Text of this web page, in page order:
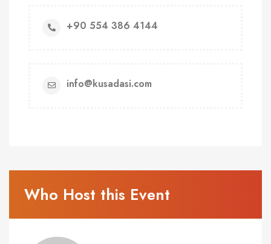
+90 554 386 4144
info@kusadasi.com
Who Host this Event